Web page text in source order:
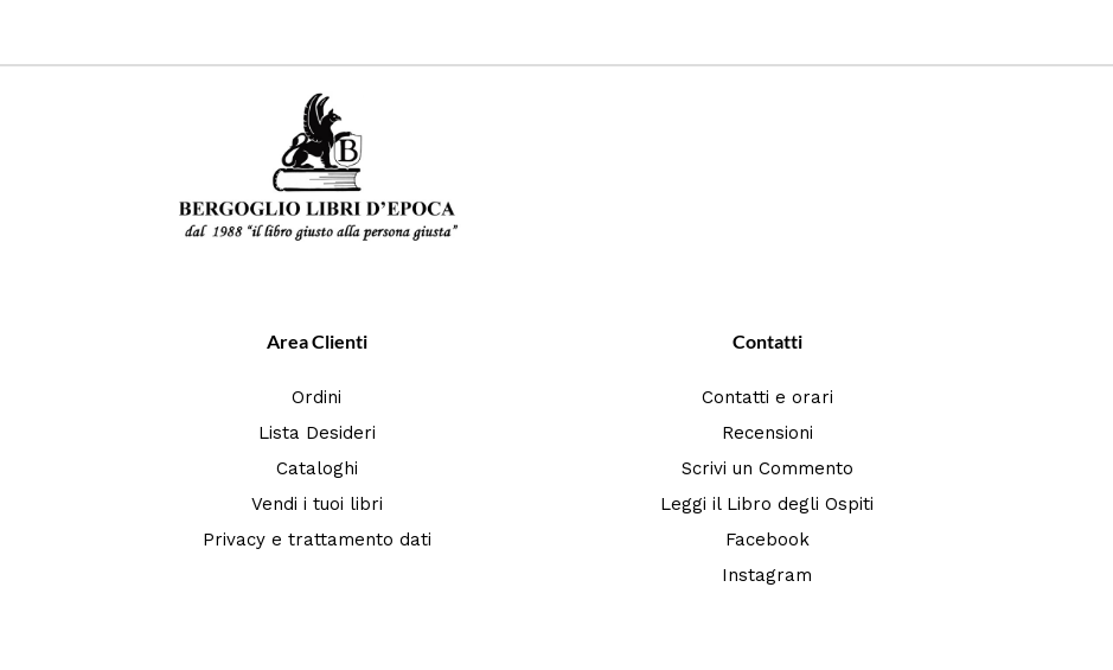
Area Clienti
Ordini
Lista Desideri
Cataloghi
Vendi i tuoi libri
Privacy e trattamento dati
Contatti
Contatti e orari
Recensioni
Scrivi un Commento
Leggi il Libro degli Ospiti
Facebook
Instagram